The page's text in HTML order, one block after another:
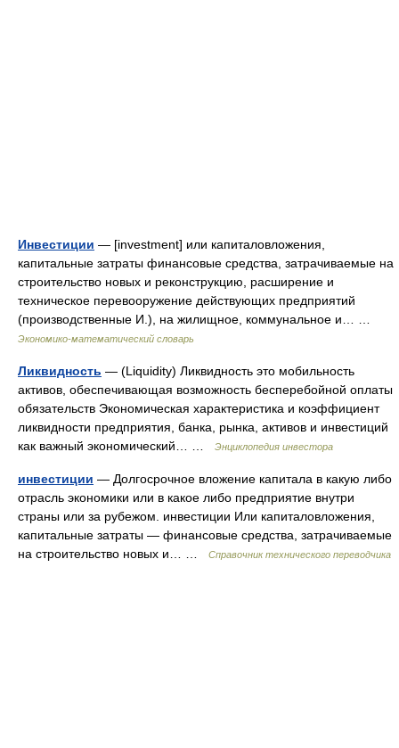
Инвестиции — [investment] или капиталовложения,
капитальные затраты финансовые средства, затрачиваемые на
строительство новых и реконструкцию, расширение и
техническое перевооружение действующих предприятий
(производственные И.), на жилищное, коммунальное и… …
Экономико-математический словарь
Ликвидность — (Liquidity) Ликвидность это мобильность
активов, обеспечивающая возможность бесперебойной оплаты
обязательств Экономическая характеристика и коэффициент
ликвидности предприятия, банка, рынка, активов и инвестиций
как важный экономический… …
Энциклопедия инвестора
инвестиции — Долгосрочное вложение капитала в какую либо
отрасль экономики или в какое либо предприятие внутри
страны или за рубежом. инвестиции Или капиталовложения,
капитальные затраты — финансовые средства, затрачиваемые
на строительство новых и… …
Справочник технического переводчика